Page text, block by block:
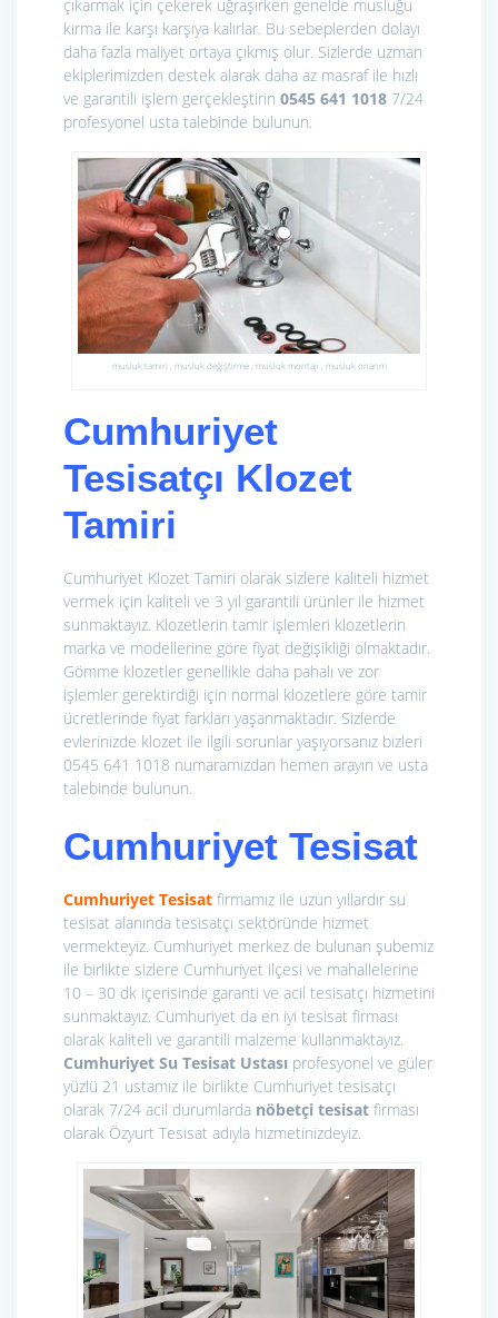
çıkarmak için çekerek uğraşırken genelde musluğu
kırma ile karşı karşıya kalırlar. Bu sebeplerden dolayı
daha fazla maliyet ortaya çıkmış olur. Sizlerde uzman
ekiplerimizden destek alarak daha az masraf ile hızlı
ve garantili işlem gerçekleştirin 0545 641 1018 7/24
profesyonel usta talebinde bulunun.
musluk tamiri , musluk değiştirme , musluk montajı , musluk onarım
Cumhuriyet
Tesisatçı Klozet
Tamiri
Cumhuriyet Klozet Tamiri olarak sizlere kaliteli hizmet
vermek için kaliteli ve 3 yıl garantili ürünler ile hizmet
sunmaktayız. Klozetlerin tamir işlemleri klozetlerin
marka ve modellerine göre fiyat değişikliği olmaktadır.
Gömme klozetler genellikle daha pahalı ve zor
işlemler gerektirdiği için normal klozetlere göre tamir
ücretlerinde fiyat farkları yaşanmaktadır. Sizlerde
evlerinizde klozet ile ilgili sorunlar yaşıyorsanız bizleri
0545 641 1018 numaramızdan hemen arayın ve usta
talebinde bulunun.
Cumhuriyet Tesisat
Cumhuriyet Tesisat firmamız ile uzun yıllardır su
tesisat alanında tesisatçı sektöründe hizmet
vermekteyiz. Cumhuriyet merkez de bulunan şubemiz
ile birlikte sizlere Cumhuriyet ilçesi ve mahallelerine
10 – 30 dk içerisinde garanti ve acil tesisatçı hizmetini
sunmaktayız. Cumhuriyet da en iyi tesisat firması
olarak kaliteli ve garantili malzeme kullanmaktayız.
Cumhuriyet Su Tesisat Ustası profesyonel ve güler
yüzlü 21 ustamız ile birlikte Cumhuriyet tesisatçı
olarak 7/24 acil durumlarda nöbetçi tesisat firması
olarak Özyurt Tesisat adıyla hizmetinizdeyiz.